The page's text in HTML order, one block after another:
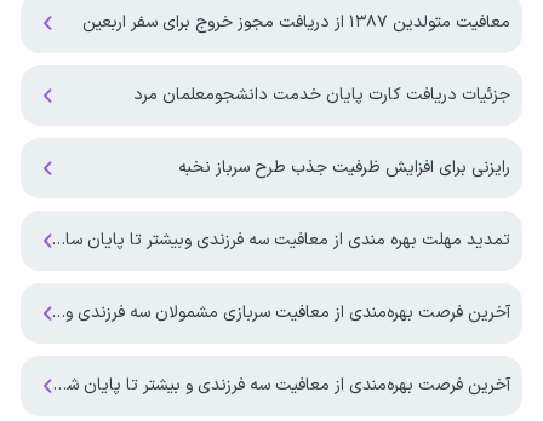
معافیت متولدین ۱۳۸۷ از دریافت مجوز خروج برای سفر اربعین
جزئیات دریافت کارت پایان خدمت دانشجومعلمان مرد
رایزنی برای افزایش ظرفیت جذب طرح سرباز نخبه
تمدید مهلت بهره مندی از معافیت سه فرزندی وبیشتر تا پایان سال ۱۴۰۷ ‌
آخرین فرصت بهره‌مندی از معافیت سربازی مشمولان سه فرزندی و بیشتر تا پایان شهریور ماه ۱۴۰۵
آخرین فرصت بهره‌مندی از معافیت سه فرزندی و بیشتر تا پایان شهریورماه